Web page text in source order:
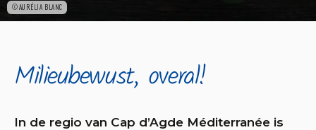
©AURÉLIA BLANC
Milieubewust, overal!
In de regio van Cap d’Agde Méditerranée is